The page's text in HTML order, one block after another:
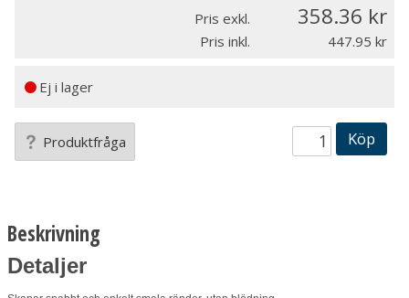
Pris exkl. 358.36
Pris inkl. 447.95
Ej i lager
Produktfråga Köp
Beskrivning
Detaljer